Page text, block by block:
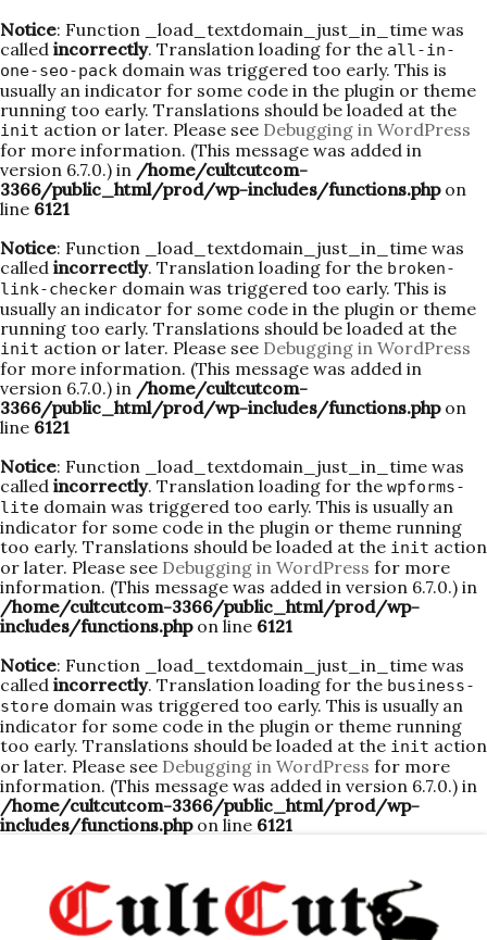
Notice: Function _load_textdomain_just_in_time was
called incorrectly. Translation loading for the all-in-
one-seo-pack domain was triggered too early. This is
usually an indicator for some code in the plugin or theme
running too early. Translations should be loaded at the
init action or later. Please see Debugging in WordPress
for more information. (This message was added in
version 6.7.0.) in /home/cultcutcom-
3366/public_html/prod/wp-includes/functions.phpon
line 6121
Notice: Function _load_textdomain_just_in_time was
called incorrectly. Translation loading for the broken-
link-checker domain was triggered too early. This is
usually an indicator for some code in the plugin or theme
running too early. Translations should be loaded at the
init action or later. Please see Debugging in WordPress
for more information. (This message was added in
version 6.7.0.) in /home/cultcutcom-
3366/public_html/prod/wp-includes/functions.phpon
line 6121
Notice: Function _load_textdomain_just_in_time was
called incorrectly. Translation loading for the wpforms-
lite domain was triggered too early. This is usually an
indicator for some code in the plugin or theme running
too early. Translations should be loaded at the init action
or later. Please see Debugging in WordPress for more
information. (This message was added in version 6.7.0.) in
/home/cultcutcom-3366/public_html/prod/wp-
includes/functions.phpon line 6121
Notice: Function _load_textdomain_just_in_time was
called incorrectly. Translation loading for the business-
store domain was triggered too early. This is usually an
indicator for some code in the plugin or theme running
too early. Translations should be loaded at the init action
or later. Please see Debugging in WordPress for more
information. (This message was added in version 6.7.0.) in
/home/cultcutcom-3366/public_html/prod/wp-
includes/functions.phpon line 6121
content